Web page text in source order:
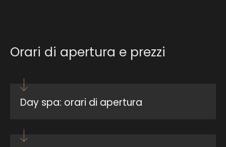
Orari di apertura e prezzi
Day spa: orari di apertura